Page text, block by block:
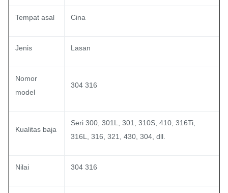
Tempat asal Cina
Jenis Lasan
Nomor
model
304 316
Kualitas baja
Seri 300, 301L, 301, 310S, 410, 316Ti,
316L, 316, 321, 430, 304, dll.
Nilai 304 316